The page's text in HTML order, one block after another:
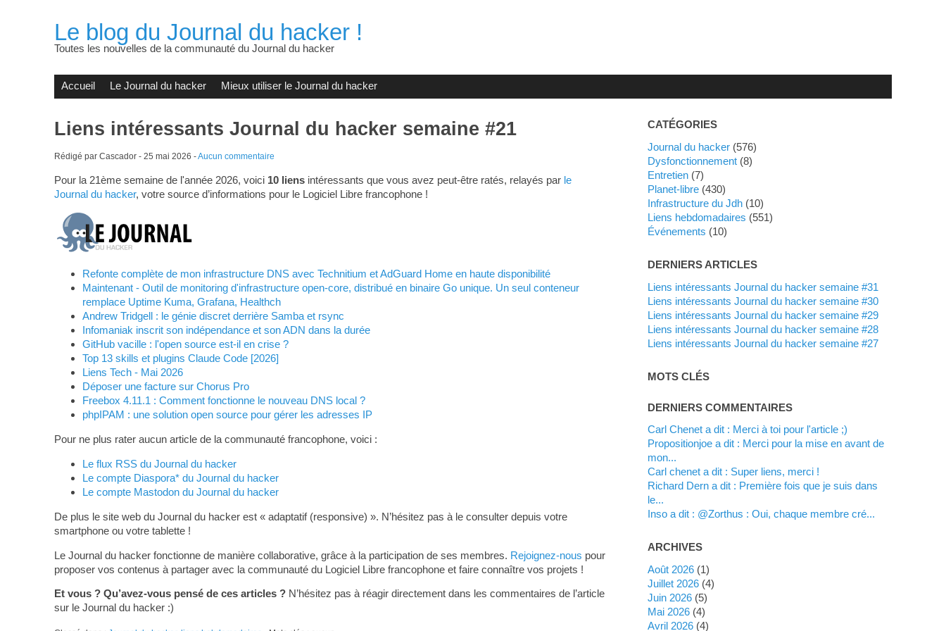
Le blog du Journal du hacker !
Toutes les nouvelles de la communauté du Journal du hacker
Accueil Le Journal du hacker Mieux utiliser le Journal du hacker
Liens intéressants Journal du hacker semaine #21
Rédigé par Cascador - 25 mai 2026 -Aucun commentaire
Pour la 21ème semaine de l'année 2026, voici 10 liensintéressants que vous avez peut-être ratés, relayés par le
Journal du hacker, votre source d’informations pour le Logiciel Libre francophone !
Refonte complète de mon infrastructure DNS avec Technitium et AdGuard Home en haute disponibilité
Maintenant - Outil de monitoring d'infrastructure open-core, distribué en binaire Go unique. Un seul conteneur
remplace Uptime Kuma, Grafana, Healthch
Andrew Tridgell : le génie discret derrière Samba et rsync
Infomaniak inscrit son indépendance et son ADN dans la durée
GitHub vacille : l'open source est-il en crise ?
Top 13 skills et plugins Claude Code [2026]
Liens Tech - Mai 2026
Déposer une facture sur Chorus Pro
Freebox 4.11.1 : Comment fonctionne le nouveau DNS local ?
phpIPAM : une solution open source pour gérer les adresses IP
Pour ne plus rater aucun article de la communauté francophone, voici :
Le flux RSS du Journal du hacker
Le compte Diaspora* du Journal du hacker
Le compte Mastodon du Journal du hacker
De plus le site web du Journal du hacker est « adaptatif (responsive) ». N’hésitez pas à le consulter depuis votre
smartphone ou votre tablette !
Le Journal du hacker fonctionne de manière collaborative, grâce à la participation de ses membres. Rejoignez-nous pour
proposer vos contenus à partager avec la communauté du Logiciel Libre francophone et faire connaître vos projets !
Et vous ? Qu’avez-vous pensé de ces articles ?N’hésitez pas à réagir directement dans les commentaires de l’article
sur le Journal du hacker :)
CATÉGORIES
Journal du hacker (576)
dysfonctionnement (8)
Entretien (7)
planet-libre (430)
Infrastructure du Jdh (10)
liens hebdomadaires (551)
événements (10)
DERNIERS ARTICLES
Liens intéressants Journal du hacker semaine #31
Liens intéressants Journal du hacker semaine #30
Liens intéressants Journal du hacker semaine #29
Liens intéressants Journal du hacker semaine #28
Liens intéressants Journal du hacker semaine #27
MOTS CLÉS
DERNIERS COMMENTAIRES
Carl Chenet a dit : Merci à toi pour l'article ;)
propositionjoe a dit : Merci pour la mise en avant de
mon...
Carl chenet a dit : Super liens, merci !
Richard Dern a dit : Première fois que je suis dans
le...
inso a dit : @Zorthus : Oui, chaque membre cré...
ARCHIVES
août 2026 (1)
juillet 2026 (4)
juin 2026 (5)
mai 2026 (4)
avril 2026 (4)